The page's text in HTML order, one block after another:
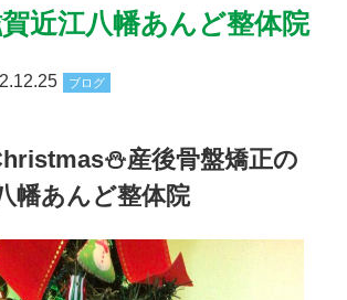
近江八幡あんど整体院
ブログ
産後骨盤矯正の
幡あんど整体院